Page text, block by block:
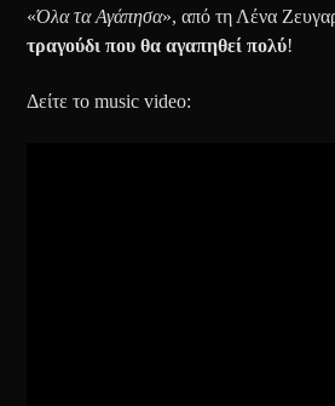
«Όλα τα Αγάπησα», από τη Λένα
τραγούδι που θα αγαπηθεί πολύ!
Δείτε το music video: